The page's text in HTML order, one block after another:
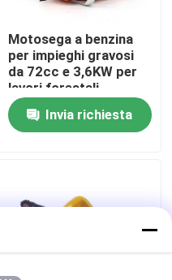
Motosega a benzina
per impieghi gravosi
da 72cc e 3,6KW per
lavori forestali
professionali
Invia richiesta